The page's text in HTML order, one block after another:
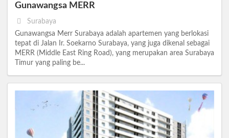
Gunawangsa MERR
Surabaya
Gunawangsa Merr Surabaya adalah apartemen yang berlokasi
tepat di Jalan Ir. Soekarno Surabaya, yang juga dikenal sebagai
MERR (Middle East Ring Road), yang merupakan area Surabaya
Timur yang paling be...